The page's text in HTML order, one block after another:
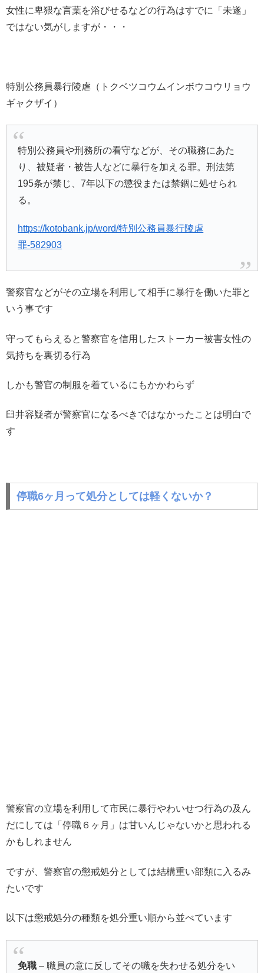
女性に卑猥な言葉を浴びせるなどの行為はすでに「未遂」
ではない気がしますが・・・
特別公務員暴行陵虐（トクベツコウムインボウコウリョウ
ギャクザイ）
特別公務員や刑務所の看守などが、その職務にあた
り、被疑者・被告人などに暴行を加える罪。刑法第
195条が禁じ、7年以下の懲役または禁錮に処せられ
る。
https://kotobank.jp/word/特別公務員暴行陵虐
罪-582903
警察官などがその立場を利用して相手に暴行を働いた罪と
いう事です
守ってもらえると警察官を信用したストーカー被害女性の
気持ちを裏切る行為
しかも警官の制服を着ているにもかかわらず
臼井容疑者が警察官になるべきではなかったことは明白で
す
停職6ヶ月って処分としては軽くないか？
警察官の立場を利用して市民に暴行やわいせつ行為の及ん
だにしては「停職６ヶ月」は甘いんじゃないかと思われる
かもしれません
ですが、警察官の懲戒処分としては結構重い部類に入るみ
たいです
以下は懲戒処分の種類を処分重い順から並べています
免職 – 職員の意に反してその職を失わせる処分をい